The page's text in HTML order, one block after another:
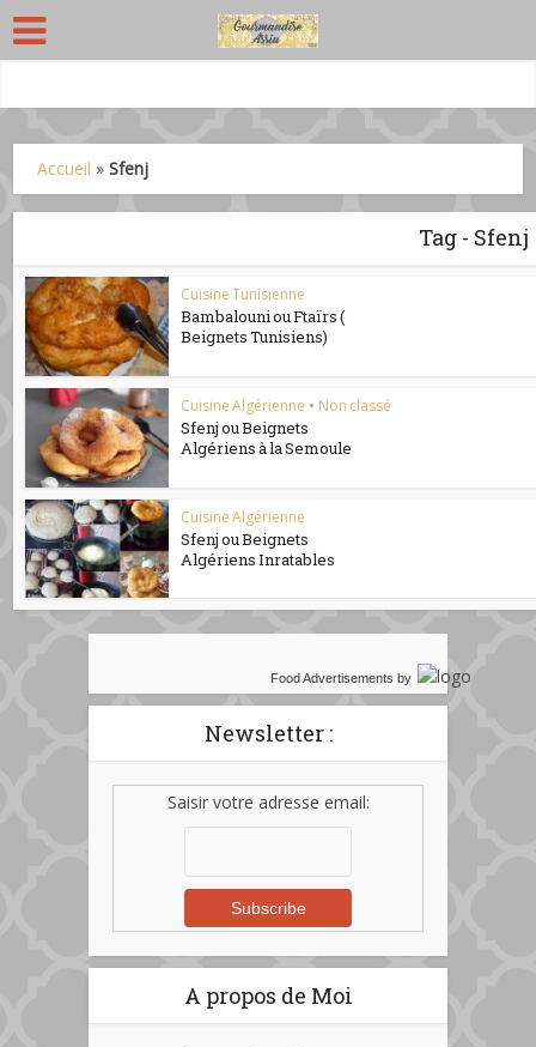
Accueil »Sfenj
Tag - Sfenj
Cuisine Tunisienne
Bambalouni ou Ftaïrs (
Beignets Tunisiens)
Cuisine Algérienne • Non classé
Sfenj ou Beignets
Algériens à la Semoule
Cuisine Algérienne
Sfenj ou Beignets
Algériens Inratables
Food Advertisements by
Newsletter :
Saisir votre adresse email:
A propos de Moi